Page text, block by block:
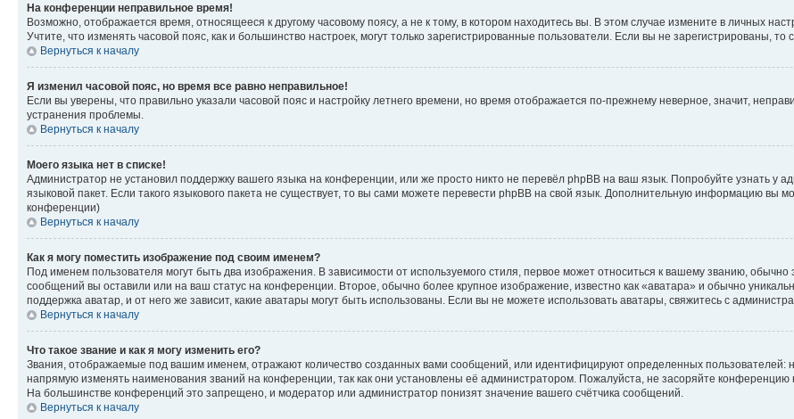
На конференции неправильное время!
Возможно, отображается время, относящееся к другому часовому поясу, а не к тому, в котором находитесь вы. В этом случае измените в личных
Учтите, что изменять часовой пояс, как и большинство настроек, могут только зарегистрированные пользователи. Если вы не зарегистрированы, то
Вернуться к началу
Я изменил часовой пояс, но время все равно неправильное!
Если вы уверены, что правильно указали часовой пояс и настройку летнего времени, но время отображается по-прежнему неверное, значит,
устранения проблемы.
Вернуться к началу
Моего языка нет в списке!
Администратор не установил поддержку вашего языка на конференции, или же просто никто не перевёл phpBB на ваш язык. Попробуйте узнать у
языковой пакет. Если такого языкового пакета не существует, то вы сами можете перевести phpBB на свой язык. Дополнительную информацию вы
конференции)
Вернуться к началу
Как я могу поместить изображение под своим именем?
Под именем пользователя могут быть два изображения. В зависимости от используемого стиля, первое может относиться к вашему званию, обычно
сообщений вы оставили или на ваш статус на конференции. Второе, обычно более крупное изображение, известно как «аватара» и обычно
поддержка аватар, и от него же зависит, какие аватары могут быть использованы. Если вы не можете использовать аватары, свяжитесь с
Вернуться к началу
Что такое звание и как я могу изменить его?
Звания, отображаемые под вашим именем, отражают количество созданных вами сообщений, или идентифицируют определенных
напрямую изменять наименования званий на конференции, так как они установлены её администратором. Пожалуйста, не засоряйте
На большинстве конференций это запрещено, и модератор или администратор понизят значение вашего счётчика сообщений.
Вернуться к началу